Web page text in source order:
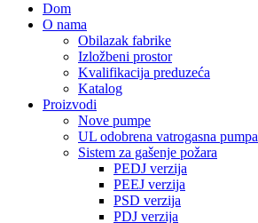
Dom
O nama
Obilazak fabrike
Izložbeni prostor
Kvalifikacija preduzeća
Katalog
Proizvodi
Nove pumpe
UL odobrena vatrogasna pumpa
Sistem za gašenje požara
PEDJ verzija
PEEJ verzija
PSD verzija
PDJ verzija